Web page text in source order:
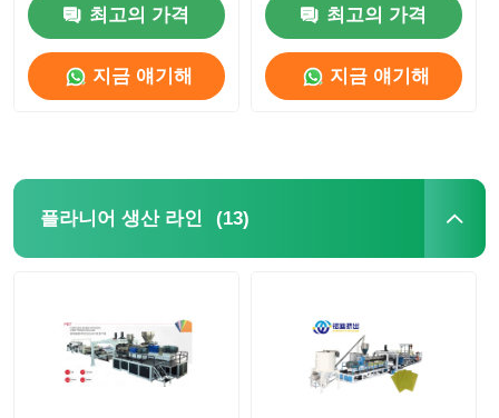
최고의 가격
지금 얘기해
최고의 가격
지금 얘기해
플라니어 생산 라인 (13)